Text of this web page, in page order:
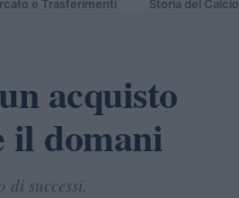
e Trasferimenti Storia del Calcio
acquisto
il domani
successi.